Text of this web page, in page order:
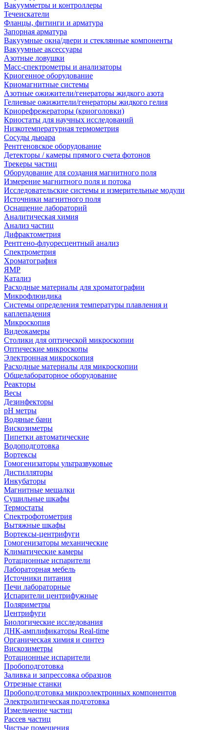
Вакуумметры и контроллеры
Течеискатели
Фланцы, фитинги и арматура
Запорная арматура
Вакуумные окна/двери и стеклянные компоненты
Вакуумные аксессуары
Азотные ловушки
Масс-спектрометры и анализаторы
Криогенное оборудование
Криомагнитные системы
Азотные ожижители/генераторы жидкого азота
Гелиевые ожижители/генераторы жидкого гелия
Криорефрежераторы (криоголовки)
Криостаты для научных исследований
Низкотемпературная термометрия
Сосуды дьюара
Рентгеновское оборудование
Детекторы / камеры прямого счета фотонов
Трекеры частиц
Оборудование для создания магнитного поля
Измерение магнитного поля и потока
Исследовательские системы и измерительные модули
Источники магнитного поля
Оснащение лабораторий
Аналитическая химия
Анализ частиц
Дифрактометрия
Рентгено-флуоресцентный анализ
Спектрометрия
Хроматография
ЯМР
Катализ
Расходные материалы для хроматографии
Микрофлюидика
Системы определения температуры плавления и
каплепадения
Микроскопия
Видеокамеры
Столики для оптической микроскопии
Оптические микроскопы
Электронная микроскопия
Расходные материалы для микроскопии
Общелабораторное оборудование
Реакторы
Весы
Дезинфекторы
рН метры
Водяные бани
Вискозиметры
Пипетки автоматические
Водоподготовка
Вортексы
Гомогенизаторы ультразвуковые
Дистилляторы
Инкубаторы
Магнитные мешалки
Сушильные шкафы
Термостаты
Спектрофотометрия
Вытяжные шкафы
Вортексы-центрифуги
Гомогенизаторы механические
Климатические камеры
Ротационные испарители
Лабораторная мебель
Источники питания
Печи лабораторные
Испарители центрифужные
Поляриметры
Центрифуги
Биологические исследования
ДНК-амплификаторы Real-time
Органическая химия и синтез
Вискозиметры
Ротационные испарители
Пробоподготовка
Заливка и запрессовка образцов
Отрезные станки
Пробоподготовка микроэлектронных компонентов
Электролитическая подготовка
Измельчение частиц
Рассев частиц
Чистые помещения